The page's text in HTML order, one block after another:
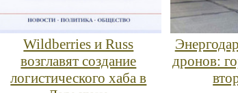
Wildberries и Russ
возглавят создание
логистического хаба в
дронов: